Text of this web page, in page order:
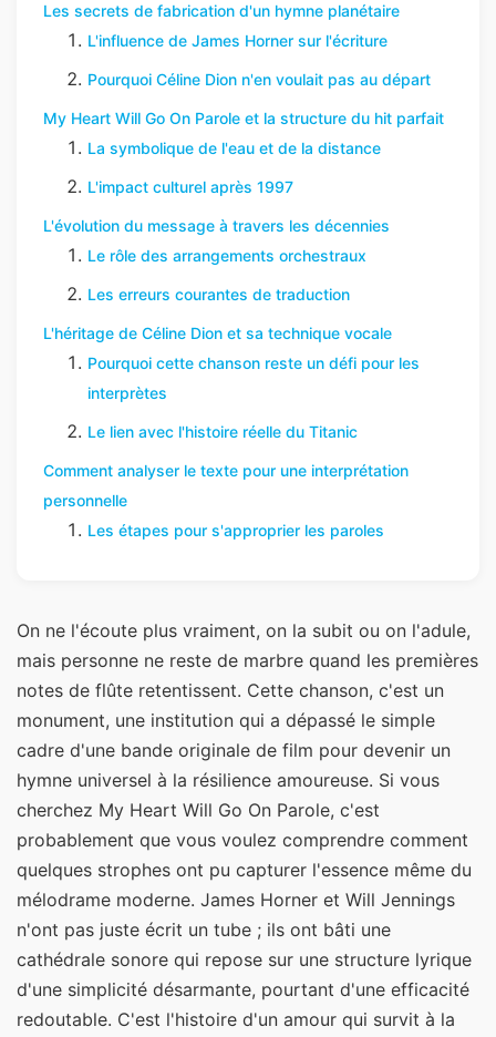
Les secrets de fabrication d'un hymne planétaire
L'influence de James Horner sur l'écriture
Pourquoi Céline Dion n'en voulait pas au départ
My Heart Will Go On Parole et la structure du hit parfait
La symbolique de l'eau et de la distance
L'impact culturel après 1997
L'évolution du message à travers les décennies
Le rôle des arrangements orchestraux
Les erreurs courantes de traduction
L'héritage de Céline Dion et sa technique vocale
Pourquoi cette chanson reste un défi pour les
interprètes
Le lien avec l'histoire réelle du Titanic
Comment analyser le texte pour une interprétation
personnelle
Les étapes pour s'approprier les paroles
On ne l'écoute plus vraiment, on la subit ou on l'adule,
mais personne ne reste de marbre quand les premières
notes de flûte retentissent. Cette chanson, c'est un
monument, une institution qui a dépassé le simple
cadre d'une bande originale de film pour devenir un
hymne universel à la résilience amoureuse. Si vous
cherchez My Heart Will Go On Parole, c'est
probablement que vous voulez comprendre comment
quelques strophes ont pu capturer l'essence même du
mélodrame moderne. James Horner et Will Jennings
n'ont pas juste écrit un tube ; ils ont bâti une
cathédrale sonore qui repose sur une structure lyrique
d'une simplicité désarmante, pourtant d'une efficacité
redoutable. C'est l'histoire d'un amour qui survit à la